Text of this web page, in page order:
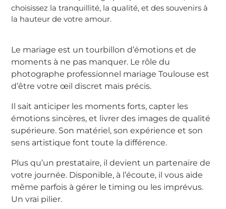
choisissez la tranquillité, la qualité, et des souvenirs à
la hauteur de votre amour.
Le mariage est un tourbillon d’émotions et de
moments à ne pas manquer. Le rôle du
photographe professionnel mariage Toulouse est
d’être votre œil discret mais précis.
Il sait anticiper les moments forts, capter les
émotions sincères, et livrer des images de qualité
supérieure. Son matériel, son expérience et son
sens artistique font toute la différence.
Plus qu’un prestataire, il devient un partenaire de
votre journée. Disponible, à l’écoute, il vous aide
même parfois à gérer le timing ou les imprévus.
Un vrai pilier.